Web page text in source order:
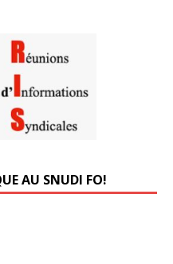
AU SNUDI FO!